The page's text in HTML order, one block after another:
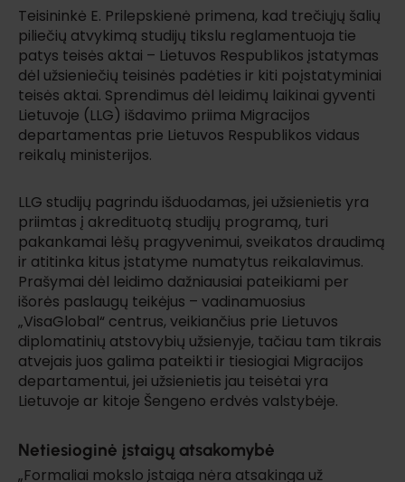
Teisininkė E. Prilepskienė primena, kad trečiųjų šalių
piliečių atvykimą studijų tikslu reglamentuoja tie
patys teisės aktai – Lietuvos Respublikos įstatymas
dėl užsieniečių teisinės padėties ir kiti poįstatyminiai
teisės aktai. Sprendimus dėl leidimų laikinai gyventi
Lietuvoje (LLG) išdavimo priima Migracijos
departamentas prie Lietuvos Respublikos vidaus
reikalų ministerijos.
LLG studijų pagrindu išduodamas, jei užsienietis yra
priimtas į akredituotą studijų programą, turi
pakankamai lėšų pragyvenimui, sveikatos draudimą
ir atitinka kitus įstatyme numatytus reikalavimus.
Prašymai dėl leidimo dažniausiai pateikiami per
išorės paslaugų teikėjus – vadinamuosius
„VisaGlobal“ centrus, veikiančius prie Lietuvos
diplomatinių atstovybių užsienyje, tačiau tam tikrais
atvejais juos galima pateikti ir tiesiogiai Migracijos
departamentui, jei užsienietis jau teisėtai yra
Lietuvoje ar kitoje Šengeno erdvės valstybėje.
Netiesioginė įstaigų atsakomybė
„Formaliai mokslo įstaiga nėra atsakinga už